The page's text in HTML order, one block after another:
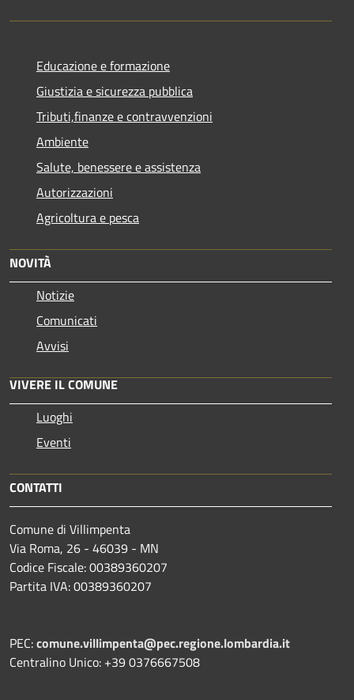
Educazione e formazione
Giustizia e sicurezza pubblica
Tributi,finanze e contravvenzioni
Ambiente
Salute, benessere e assistenza
Autorizzazioni
Agricoltura e pesca
NOVITÀ
Notizie
Comunicati
Avvisi
VIVERE IL COMUNE
Luoghi
Eventi
CONTATTI
Comune di Villimpenta
Via Roma, 26 - 46039 - MN
Codice Fiscale: 00389360207
Partita IVA: 00389360207
PEC:comune.villimpenta@pec.regione.lombardia.it
Centralino Unico: +39 0376667508